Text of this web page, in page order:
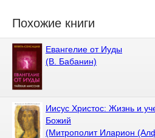
Похожие книги
Евангелие от Иуды
(В. Бабанин)
Иисус Христос: Жизнь и
Божий
(Митрополит Иларион